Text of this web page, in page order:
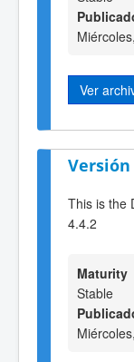
Ver
Versión
This is the
4.4.2
Maturity
Stable